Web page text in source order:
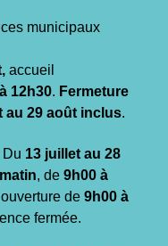
municipaux
accueil
12h30. Fermeture
au 29 août inclus.
Du 13 juillet au 28
, de 9h00 à
ouverture de 9h00 à
fermée.